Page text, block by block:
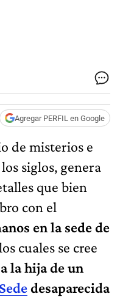
Agregar PERFIL en Google
de misterios e
siglos, genera
que bien
con el
en la sede de
cuales se cree
la hija de un
desaparecida